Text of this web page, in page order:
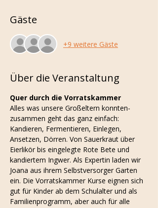
Gäste
+9 weitere Gäste
Über die Veranstaltung
Quer durch die Vorratskammer
Alles was unsere Großeltern konnten-
zusammen geht das ganz einfach:
Kandieren, Fermentieren, Einlegen,
Ansetzen, Dörren. Von Sauerkraut über
Eierlikör bis eingelegte Rote Bete und
kandiertem Ingwer. Als Expertin laden wir
Joana aus ihrem Selbstversorger Garten
ein. Die Vorratskammer Kurse eignen sich
gut für Kinder ab dem Schulalter und als
Familienprogramm, aber auch für alle